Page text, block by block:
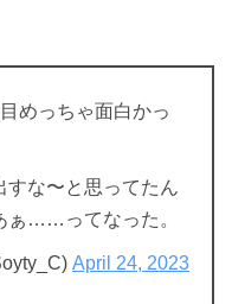
めっちゃ面白かっ
すな〜と思ってたん
ぁ……ってなった。
April 24, 2023